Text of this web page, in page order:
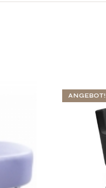
ANGEBOT!